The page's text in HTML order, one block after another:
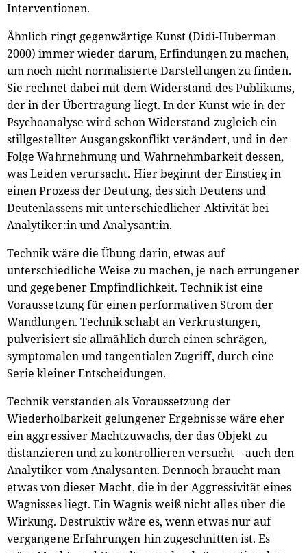
Interventionen.
Ähnlich ringt gegenwärtige Kunst (Didi-Huberman
2000) immer wieder darum, Erfindungen zu machen,
um noch nicht normalisierte Darstellungen zu finden.
Sie rechnet dabei mit dem Widerstand des Publikums,
der in der Übertragung liegt. In der Kunst wie in der
Psychoanalyse wird schon Widerstand zugleich ein
stillgestellter Ausgangskonflikt verändert, und in der
Folge Wahrnehmung und Wahrnehmbarkeit dessen,
was Leiden verursacht. Hier beginnt der Einstieg in
einen Prozess der Deutung, des sich Deutens und
Deutenlassens mit unterschiedlicher Aktivität bei
Analytiker:in und Analysant:in.
Technik wäre die Übung darin, etwas auf
unterschiedliche Weise zu machen, je nach errungener
und gegebener Empfindlichkeit. Technik ist eine
Voraussetzung für einen performativen Strom der
Wandlungen. Technik schabt an Verkrustungen,
pulverisiert sie allmählich durch einen schrägen,
symptomalen und tangentialen Zugriff, durch eine
Serie kleiner Entscheidungen.
Technik verstanden als Voraussetzung der
Wiederholbarkeit gelungener Ergebnisse wäre eher
ein aggressiver Machtzuwachs, der das Objekt zu
distanzieren und zu kontrollieren versucht – auch den
Analytiker vom Analysanten. Dennoch braucht man
etwas von dieser Macht, die in der Aggressivität eines
Wagnisses liegt. Ein Wagnis weiß nicht alles über die
Wirkung. Destruktiv wäre es, wenn etwas nur auf
vergangene Erfahrungen hin zugeschnitten ist. Es